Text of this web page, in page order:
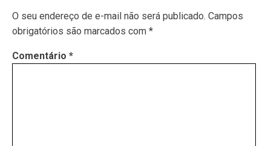
O seu endereço de e-mail não será publicado. Campos
obrigatórios são marcados com *
Comentário *